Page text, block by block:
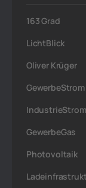
163 Grad
LichtBlick
Oliver Krüger
GewerbeStrom
IndustrieStrom
GewerbeGas
Photovoltaik